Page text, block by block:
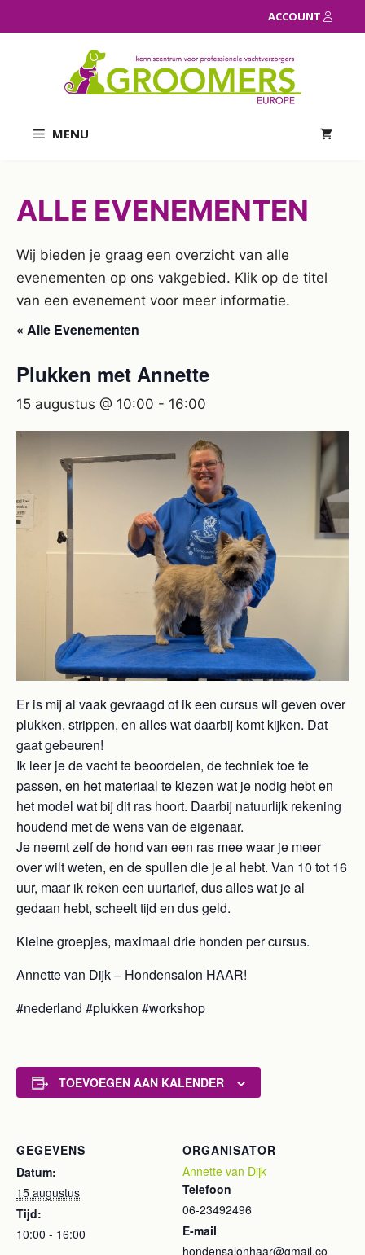
naar
ACCOUNT
MENU
ALLE EVENEMENTEN
Wij bieden je graag een overzicht van alle
evenementen op ons vakgebied. Klik op de titel
van een evenement voor meer informatie.
« Alle Evenementen
Plukken met Annette
15 augustus @ 10:00 - 16:00
Er is mij al vaak gevraagd of ik een cursus wil geven over
plukken, strippen, en alles wat daarbij komt kijken. Dat
gaat gebeuren!
Ik leer je de vacht te beoordelen, de techniek toe te
passen, en het materiaal te kiezen wat je nodig hebt en
het model wat bij dit ras hoort. Daarbij natuurlijk rekening
houdend met de wens van de eigenaar.
Je neemt zelf de hond van een ras mee waar je meer
over wilt weten, en de spullen die je al hebt. Van 10 tot 16
uur, maar ik reken een uurtarief, dus alles wat je al
gedaan hebt, scheelt tijd en dus geld.
Kleine groepjes, maximaal drie honden per cursus.
Annette van Dijk – Hondensalon HAAR!
#nederland #plukken #workshop
TOEVOEGEN AAN KALENDER
GEGEVENS
Datum:
15 augustus
Tijd:
10:00 - 16:00
ORGANISATOR
Annette van Dijk
Telefoon
06-23492496
E-mail
hondensalonhaar@gmail.co